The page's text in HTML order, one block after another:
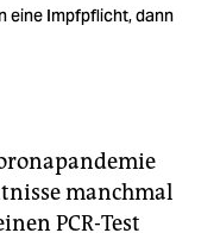
eine Impfpflicht, dann
manchmal
PCR-Test